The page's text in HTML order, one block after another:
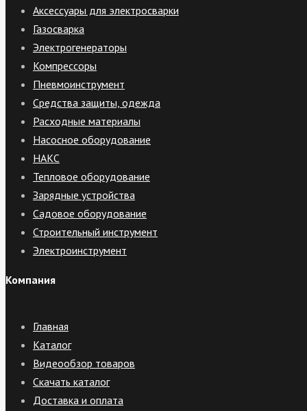
Аксессуары для электросварки
Газосварка
Электрогенераторы
Компрессоры
Пневмоинструмент
Средства защиты, одежда
Расходные материалы
Насосное оборудование
НАКС
Тепловое оборудование
Зарядные устройства
Садовое оборудование
Строительный инструмент
Электроинструмент
Компания
Главная
Каталог
Видеообзор товаров
Скачать каталог
Доставка и оплата